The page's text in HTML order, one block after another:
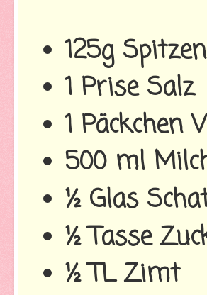
125g
1 Prise Salz
1 Päckchen
500 ml
½ Glas
½ Tasse
½ TL Zimt